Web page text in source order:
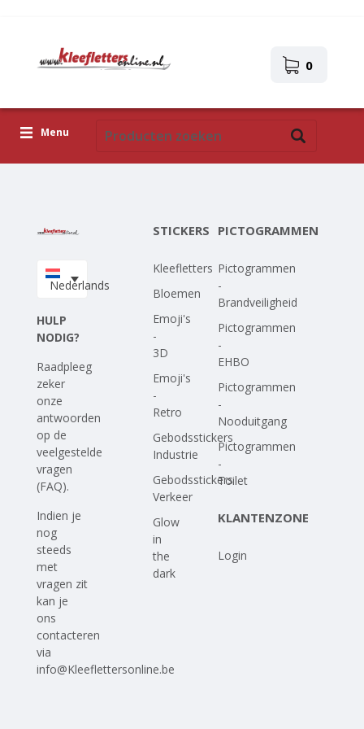
0
Menu
Upload je eigen ontwerp
Nederlands
HULP
NODIG?
Raadpleeg
zeker
onze
antwoorden
op de
veelgestelde
vragen
(FAQ).
Indien je
nog
steeds
met
vragen zit
kan je
ons
contacteren
via
info@Kleeflettersonline.be
STICKERS
Kleefletters
Bloemen
Emoji's
-
3D
Emoji's
-
Retro
Gebodsstickers
Industrie
Gebodsstickers
Verkeer
Glow
in
the
dark
PICTOGRAMMEN
Pictogrammen
-
Brandveiligheid
Pictogrammen
-
EHBO
Pictogrammen
-
Nooduitgang
Pictogrammen
-
Toilet
KLANTENZONE
Login